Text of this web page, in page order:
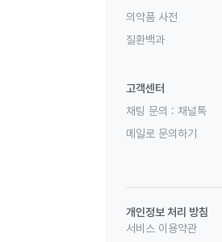
의약품 사전
질환백과
고객센터
채팅 문의 : 채널톡
메일로 문의하기
개인정보 처리 방침
서비스 이용약관